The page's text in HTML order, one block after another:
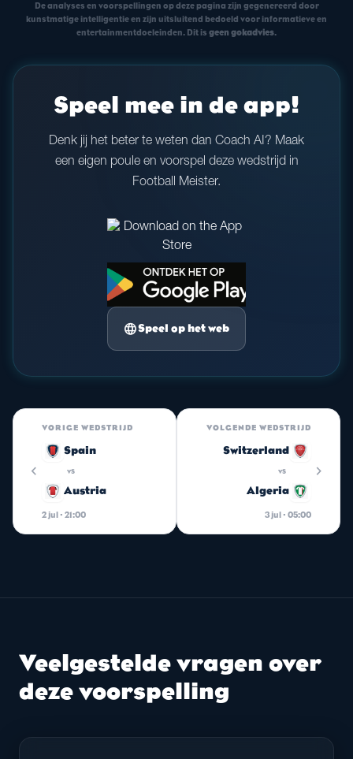
De analyses en voorspellingen op deze pagina zijn gegenereerd door
kunstmatige intelligentie en zijn uitsluitend bedoeld voor informatieve en
entertainmentdoeleinden. Dit is geen gokadvies.
Speel mee in de app!
Denk jij het beter te weten dan Coach AI? Maak
een eigen poule en voorspel deze wedstrijd in
Football Meister.
languageSpeel op het web
chevron_left
VORIGE WEDSTRIJD
Spain
vs
Austria
2 jul · 21:00
VOLGENDE WEDSTRIJD
Switzerland
vs
Algeria
3 jul · 05:00
chevron_right
Veelgestelde vragen over
deze voorspelling